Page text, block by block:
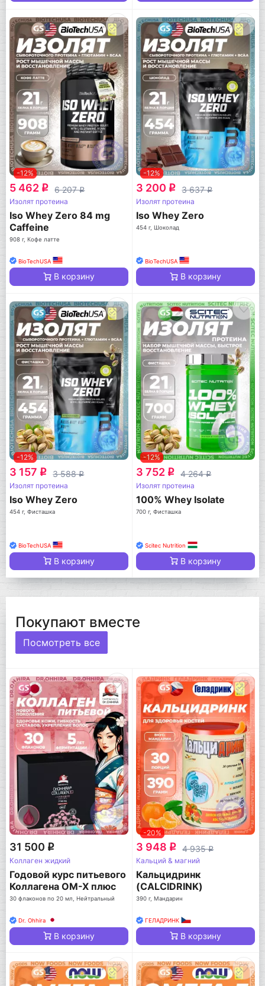
-12%
5 462 q 6 207q
Изолят протеина
Iso Whey Zero 84 mg
Caffeine
908 г, Кофе латте
BioTechUSA
В корзину
-12%
3 200 q 3 637q
Изолят протеина
Iso Whey Zero
454 г, Шоколад
BioTechUSA
В корзину
-12%
3 157 q 3 588q
Изолят протеина
Iso Whey Zero
454 г, Фисташка
BioTechUSA
В корзину
-12%
3 752 q 4 264q
Изолят протеина
100% Whey Isolate
700 г, Фисташка
Scitec Nutrition
В корзину
Покупают вместе
Посмотреть все
31 500 q
Коллаген жидкий
Годовой курс питьевого
Коллагена ОМ-Х плюс
30 флаконов по 20 мл, Нейтральный
Dr. Ohhira
В корзину
-20%
3 948 q 4 935q
Кальций & магний
Кальцидринк
(CALCIDRINK)
390 г, Мандарин
ГЕЛАДРИНК
В корзину